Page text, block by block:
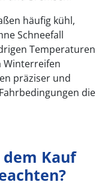
häufig kühl,
Schneefall
Temperaturen
Winterreifen
präziser und
die
Kauf